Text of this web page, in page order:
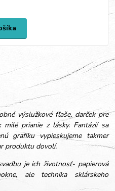
výslužkové fľaše, darček pre
prianie z lásky. Fantázií sa
grafiku vypieskujeme takmer
produktu dovolí.
je ich životnosť- papierová
ale technika sklárskeho